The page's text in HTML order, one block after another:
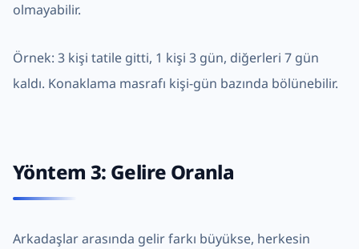
olmayabilir.
Örnek: 3 kişi tatile gitti, 1 kişi 3 gün, diğerleri 7 gün
kaldı. Konaklama masrafı kişi-gün bazında bölünebilir.
Yöntem 3: Gelire Oranla
Arkadaşlar arasında gelir farkı büyükse, herkesin